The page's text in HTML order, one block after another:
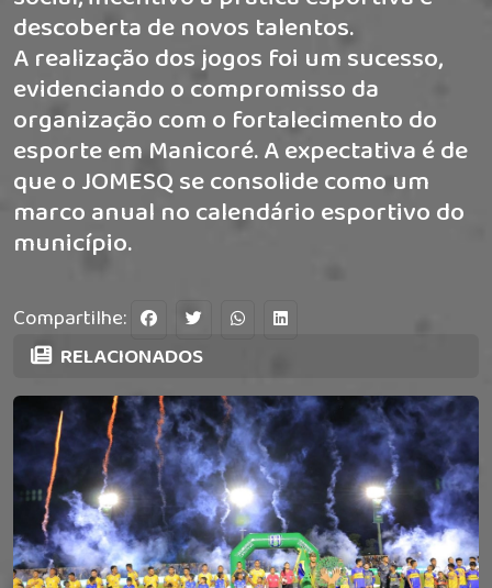
descoberta de novos talentos.
A realização dos jogos foi um sucesso,
evidenciando o compromisso da
organização com o fortalecimento do
esporte em Manicoré. A expectativa é de
que o JOMESQ se consolide como um
marco anual no calendário esportivo do
município.
Compartilhe:
RELACIONADOS